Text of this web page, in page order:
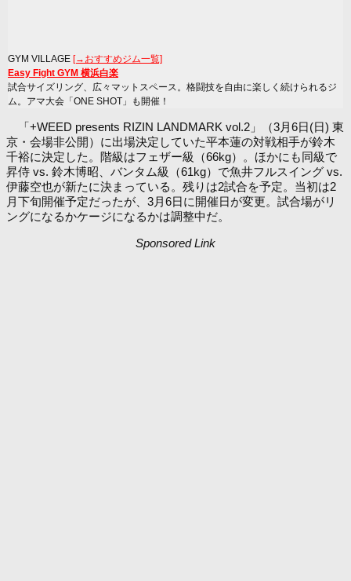
GYM VILLAGE [→おすすめジム一覧]
Easy Fight GYM 横浜白楽
試合サイズリング、広々マットスペース。格闘技を自由に楽しく続けられるジ
ム。アマ大会「ONE SHOT」も開催！
「+WEED presents RIZIN LANDMARK vol.2」（3月6日(日) 東
京・会場非公開）に出場決定していた平本蓮の対戦相手が鈴木
千裕に決定した。階級はフェザー級（66kg）。ほかにも同級で
昇侍 vs. 鈴木博昭、バンタム級（61kg）で魚井フルスイング vs.
伊藤空也が新たに決まっている。残りは2試合を予定。当初は2
月下旬開催予定だったが、3月6日に開催日が変更。試合場がリ
ングになるかケージになるかは調整中だ。
Sponsored Link